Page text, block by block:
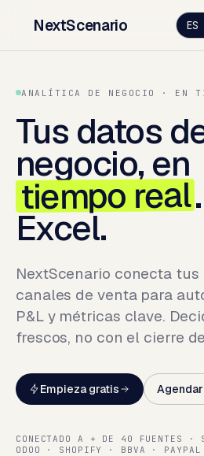
NextScenario ES
ANALÍTICA DE NEGOCIO · EN
Tus datos
negocio, en
tiempo real
Excel.
NextScenario conecta tus
canales de venta para
P&L y métricas clave.
frescos, no con el cierre
Empieza gratis
CONECTADO A + DE 40 FUENTES ·
ODOO · SHOPIFY · BBVA · PAYPAL